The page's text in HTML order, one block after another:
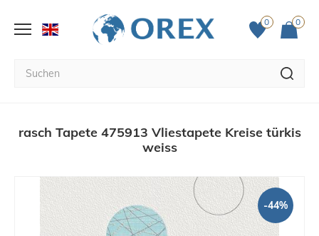
0 0
rasch Tapete 475913 Vliestapete Kreise türkis
weiss
-44%